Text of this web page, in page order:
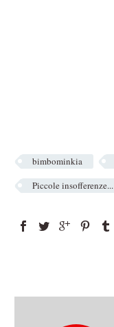
bimbominkia
Piccole insofferenze...